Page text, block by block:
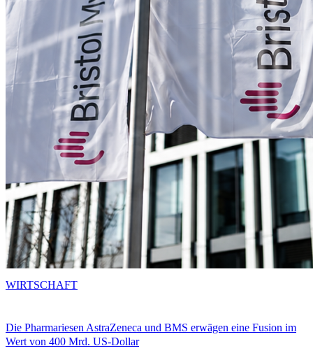
Die Pharmariesen AstraZeneca und BMS erwägen eine Fusion im
Wert von 400 Mrd. US-Dollar
WIRTSCHAFT